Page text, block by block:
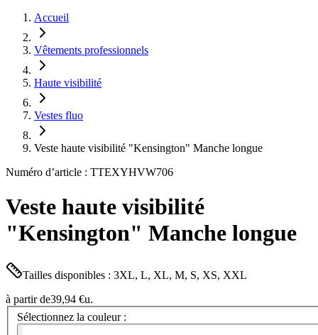
Accueil
Vêtements professionnels
Haute visibilité
Vestes fluo
Veste haute visibilité "Kensington" Manche longue
Numéro d’article : TTEXYHVW706
Veste haute visibilité
"Kensington" Manche longue
Tailles disponibles : 3XL, L, XL, M, S, XS, XXL
à partir de39,94 €u.
Sélectionnez la couleur :